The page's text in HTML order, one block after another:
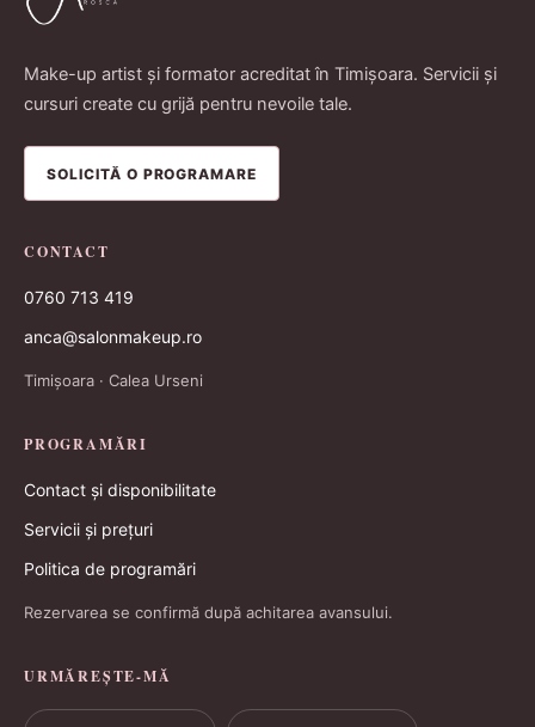
Make-up artist și formator acreditat în Timișoara. Servicii și
cursuri create cu grijă pentru nevoile tale.
SOLICITĂ O PROGRAMARE
CONTACT
0760 713 419
anca@salonmakeup.ro
Timișoara · Calea Urseni
PROGRAMĂRI
Contact și disponibilitate
Servicii și prețuri
Politica de programări
Rezervarea se confirmă după achitarea avansului.
URMĂREȘTE-MĂ